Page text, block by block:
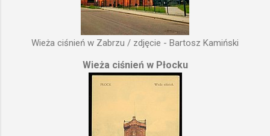
Wieża ciśnień w Zabrzu / zdjęcie - Bartosz Kamiński
Wieża ciśnień w Płocku